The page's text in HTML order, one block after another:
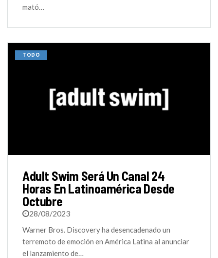
mató…
TODO
Adult Swim Será Un Canal 24
Horas En Latinoamérica Desde
Octubre
28/08/2023
Warner Bros. Discovery ha desencadenado un
terremoto de emoción en América Latina al anunciar
el lanzamiento de…